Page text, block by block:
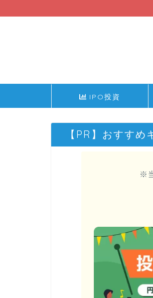
IPO投資
【PR】おすすめ
※